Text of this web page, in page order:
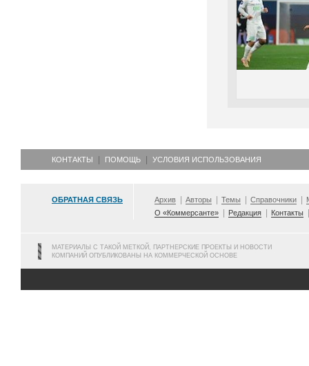
КОНТАКТЫ ПОМОЩЬ УСЛОВИЯ ИСПОЛЬЗОВАНИЯ
ОБРАТНАЯ СВЯЗЬ Архив Авторы Темы Справочники
О «Коммерсанте»
Редакция Контакты
МАТЕРИАЛЫ С ТАКОЙ МЕТКОЙ, ПАРТНЕРСКИЕ ПРОЕКТЫ И НОВОСТИ
КОМПАНИЙ ОПУБЛИКОВАНЫ НА КОММЕРЧЕСКОЙ ОСНОВЕ